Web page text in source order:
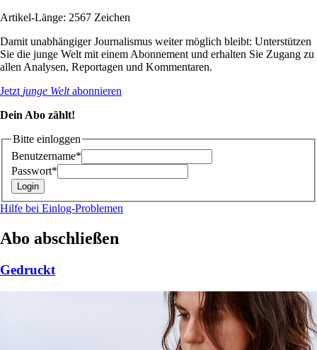
Artikel-Länge: 2567 Zeichen
Damit unabhängiger Journalismus weiter möglich bleibt: Unterstützen
Sie die junge Welt mit einem Abonnement und erhalten Sie Zugang zu
allen Analysen, Reportagen und Kommentaren.
Jetzt junge Weltabonnieren
Dein Abo zählt!
Bitte einloggen
Benutzername*
Passwort*
Hilfe bei Einlog-Problemen
Abo abschließen
Gedruckt